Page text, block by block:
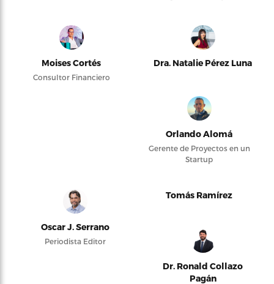
Moises Cortés
Consultor Financiero
Dra. Natalie Pérez Luna
Orlando Alomá
Gerente de Proyectos en un
Startup
Oscar J. Serrano
Periodista Editor
Tomás Ramírez
Dr. Ronald Collazo
Pagán